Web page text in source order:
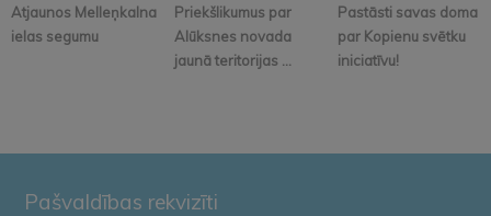
Atjaunos Melleņkalna
ielas segumu
Priekšlikumus par
Alūksnes novada
jaunā teritorijas ...
Pastāsti savas domas
par Kopienu svētku
iniciatīvu!
Pašvaldības rekvizīti